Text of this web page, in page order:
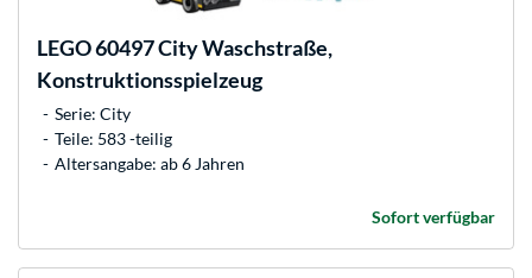
LEGO60497 City Waschstraße,
Konstruktionsspielzeug
Serie: City
Teile: 583 -teilig
Altersangabe: ab 6 Jahren
Sofort verfügbar